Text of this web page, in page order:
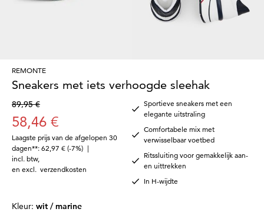
REMONTE
Sneakers met iets verhoogde sleehak
89,95 €
58,46 €
Laagste prijs van de afgelopen 30
dagen**: 62,97 € (-7%) |
incl. btw,
en excl. verzendkosten
Sportieve sneakers met een
elegante uitstraling
Comfortabele mix met
verwisselbaar voetbed
Ritssluiting voor gemakkelijk aan-
en uittrekken
In H-wijdte
Kleur: wit / marine